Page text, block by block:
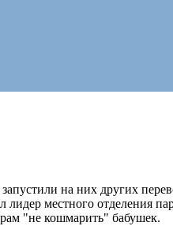
на них других
местного отделения
"не кошмарить" бабушек.